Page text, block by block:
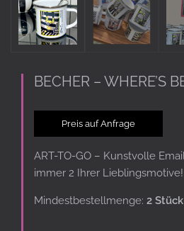
BECHER – WHERE’S
Preis auf Anfrage
ART-TO-GO – Kunstvolle
immer 2 Ihrer Lieblingsmotive!
Mindestbestellmenge: 2 Stück